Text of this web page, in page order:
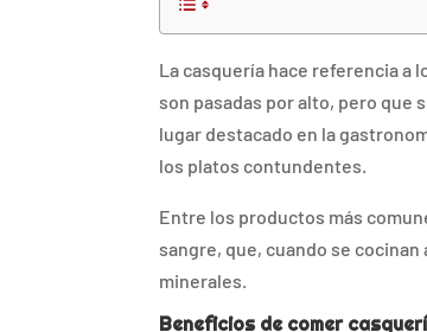
La casquería hace referencia a
son pasadas por alto, pero que
lugar destacado en la
los platos contundentes.
Entre los productos más
sangre, que, cuando se
minerales.
Beneficios de comer